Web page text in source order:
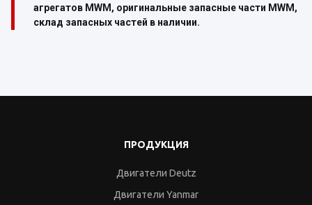
агрегатов MWM, оригинальные запасные части MWM,
склад запасных частей в наличии.
ПРОДУКЦИЯ
Двигатели Deutz
Двигатели Yanmar